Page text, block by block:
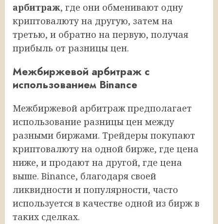
арбитраж, где они обменивают одну
криптовалюту на другую, затем на
третью, и обратно на первую, получая
прибыль от разницы цен.
Межбиржевой арбитраж с
использованием Binance
Межбиржевой арбитраж предполагает
использование разницы цен между
разными биржами. Трейдеры покупают
криптовалюту на одной бирже, где цена
ниже, и продают на другой, где цена
выше. Binance, благодаря своей
ликвидности и популярности, часто
используется в качестве одной из бирж в
таких сделках.